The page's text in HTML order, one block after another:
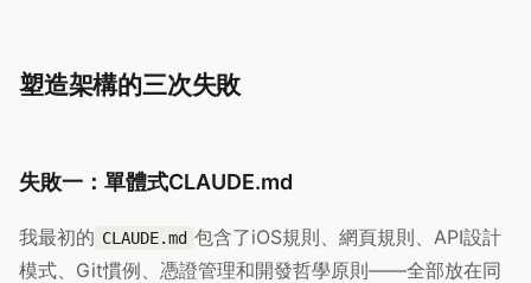
塑造架構的三次失敗
失敗一：單體式CLAUDE.md
我最初的 CLAUDE.md 包含了iOS規則、網頁規則、API設計
模式、Git慣例、憑證管理和開發哲學原則——全部放在同